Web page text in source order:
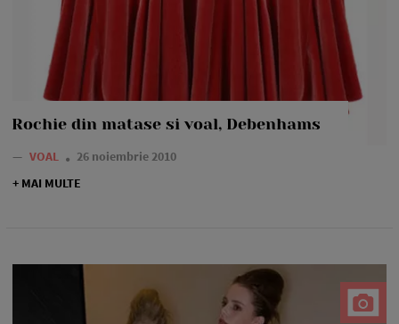
Rochie din matase si voal, Debenhams
— VOAL
26 noiembrie 2010
+ MAI MULTE